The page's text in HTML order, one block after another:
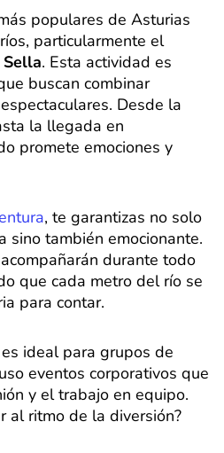
populares de Asturias
particularmente el
. Esta actividad es
buscan combinar
Desde la
la llegada en
promete emociones y
, te garantizas no solo
sino también emocionante.
durante todo
que cada metro del río se
para contar.
ideal para grupos de
eventos corporativos que
y el trabajo en equipo.
al ritmo de la diversión?